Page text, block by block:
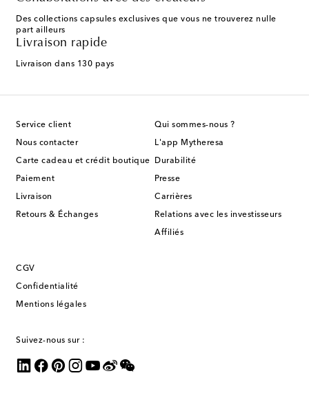
Des collections capsules exclusives que vous ne trouverez nulle
part ailleurs
Livraison rapide
Livraison dans 130 pays
Service client
Nous contacter
Carte cadeau et crédit boutique
Paiement
Livraison
Retours & Échanges
Qui sommes-nous ?
L'app Mytheresa
Durabilité
Presse
Carrières
Relations avec les investisseurs
Affiliés
CGV
Confidentialité
Mentions légales
Suivez-nous sur :